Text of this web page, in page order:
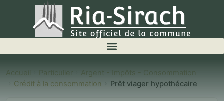
Accueil Particulier
Argent - Impôts - Consommation
Crédit à la consommation
Prêt viager hypothécaire